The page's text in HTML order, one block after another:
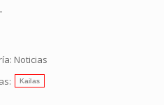
Noticias
Kailas